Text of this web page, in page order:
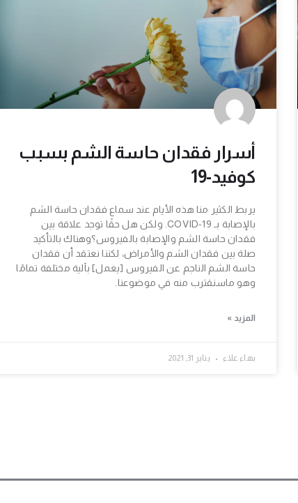
أسرار فقدان حاسة الشم بسبب
كوفيد-19
يربط الكثير منا هذه الأيام عند سماع فقدان حاسة الشم
بالإصابة بـ COVID-19. ولكن هل حقًا توجد علاقة بين
فقدان حاسة الشم والإصابة بالفيروس؟وهناك بالتأكيد
صلة بين فقدان الشم والأمراض، لكننا نعتقد أن فقدان
حاسة الشم الناجم عن الفيروس [يعمل] بآلية مختلفة تمامًا
وهو ماسنقترب منه في موضوعنا.
المزيد »
بهاء علاء يناير 31, 2021